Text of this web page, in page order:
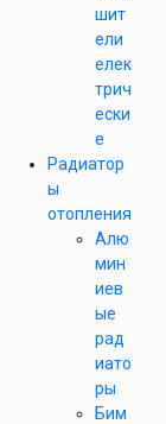
шит
ели
елек
трич
ески
е
Радиатор
ы
отопления
Алю
мин
иев
ые
рад
иато
ры
Бим